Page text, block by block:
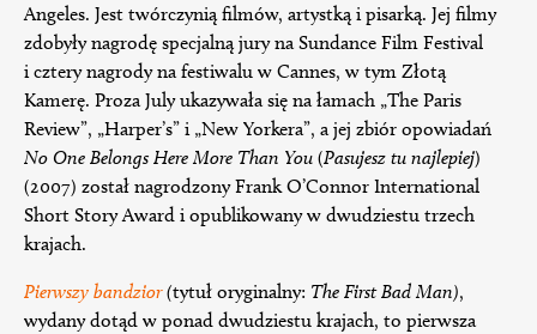
Angeles. Jest twórczynią filmów, artystką i pisarką. Jej filmy
zdobyły nagrodę specjalną jury na Sundance Film Festival
i cztery nagrody na festiwalu w Cannes, w tym Złotą
Kamerę. Proza July ukazywała się na łamach „The Paris
Review”, „Harper’s” i „New Yorkera”, a jej zbiór opowiadań
No One Belongs Here More Than You (Pasujesz tu najlepiej)
(2007) został nagrodzony Frank O’Connor International
Short Story Award i opublikowany w dwudziestu trzech
krajach.
Pierwszy bandzior(tytuł oryginalny: The First Bad Man),
wydany dotąd w ponad dwudziestu krajach, to pierwsza